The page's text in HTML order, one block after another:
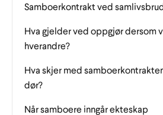
Samboerkontrakt ved
Hva gjelder ved oppgjør dersom
hverandre?
Hva skjer med
dør?
Når samboere inngår ekteskap